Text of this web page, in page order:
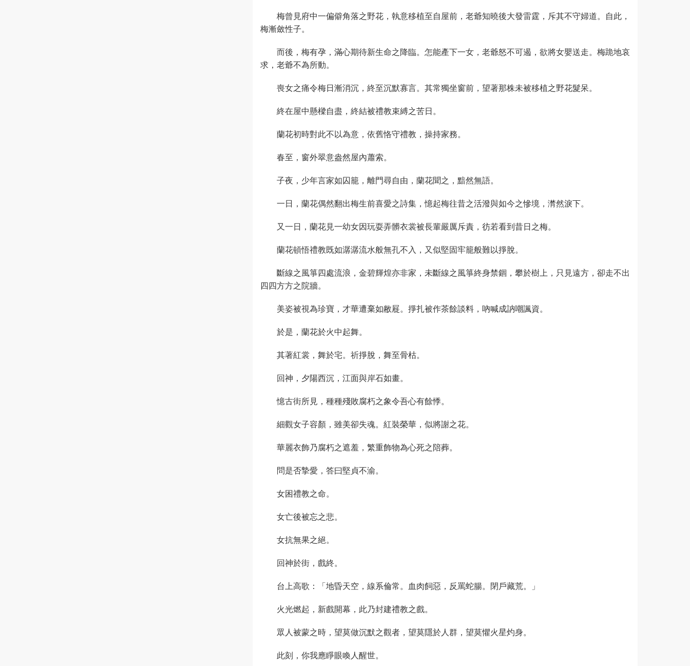
梅曾見府中一偏僻角落之野花，執意移植至自屋前，老爺知曉後大發雷霆，斥其不守婦道。自此，
梅漸斂性子。
而後，梅有孕，滿心期待新生命之降臨。怎能產下一女，老爺怒不可遏，欲將女嬰送走。梅跪地哀
求，老爺不為所動。
喪女之痛令梅日漸消沉，終至沉默寡言。其常獨坐窗前，望著那株未被移植之野花髮呆。
終在屋中懸樑自盡，終結被禮教束縛之苦日。
蘭花初時對此不以為意，依舊恪守禮教，操持家務。
春至，窗外翠意盎然屋內蕭索。
子夜，少年言家如囚籠，離門尋自由，蘭花聞之，黯然無語。
一日，蘭花偶然翻出梅生前喜愛之詩集，憶起梅往昔之活潑與如今之慘境，潸然淚下。
又一日，蘭花見一幼女因玩耍弄髒衣裳被長輩嚴厲斥責，彷若看到昔日之梅。
蘭花頓悟禮教既如潺潺流水般無孔不入，又似堅固牢籠般難以掙脫。
斷線之風箏四處流浪，金碧輝煌亦非家，未斷線之風箏終身禁錮，攀於樹上，只見遠方，卻走不出
四四方方之院牆。
美姿被視為珍寶，才華遭棄如敝屣。掙扎被作茶餘談料，吶喊成訥嘲諷資。
於是，蘭花於火中起舞。
其著紅裳，舞於宅。祈掙脫，舞至骨枯。
回神，夕陽西沉，江面與岸石如畫。
憶古街所見，種種殘敗腐朽之象令吾心有餘悸。
細觀女子容顏，雖美卻失魂。紅裝榮華，似將謝之花。
華麗衣飾乃腐朽之遮羞，繁重飾物為心死之陪葬。
問是否摯愛，答曰堅貞不渝。
女困禮教之命。
女亡後被忘之悲。
女抗無果之絕。
回神於街，戲終。
台上高歌：「地昏天空，線系倫常。血肉飼惡，反罵蛇腸。閉戶藏荒。」
火光燃起，新戲開幕，此乃封建禮教之戲。
眾人被蒙之時，望莫做沉默之觀者，望莫隱於人群，望莫懼火星灼身。
此刻，你我應睜眼喚人醒世。